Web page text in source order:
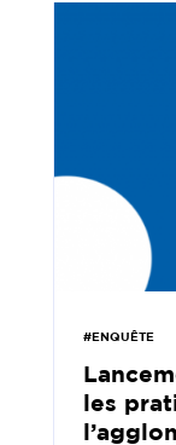
#ENQUÊTE
les